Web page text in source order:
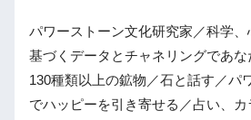
パワーストーン文化研究家／科学
基づくデータとチャネリングであ
130種類以上の鉱物／石と話す／パ
でハッピーを引き寄せる／占い、カ